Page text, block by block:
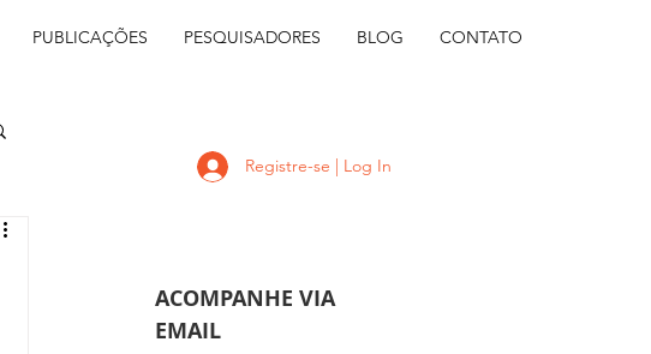
PUBLICAÇÕES PESQUISADORES BLOG CONTATO
Registre-se | Log In
ACOMPANHE VIA
EMAIL